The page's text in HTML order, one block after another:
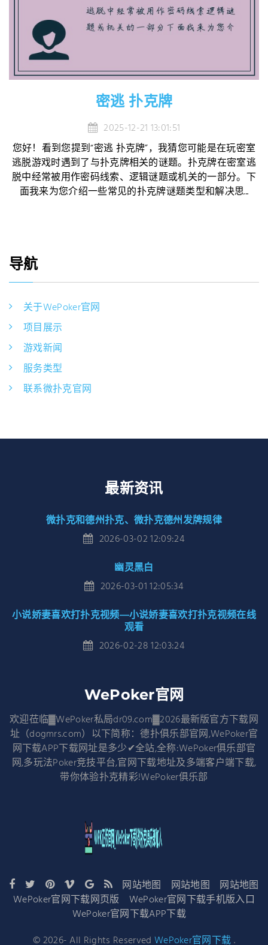
密逃 扑克牌
2025-12-21 13:01:51
您好！看到您提到“密逃 扑克牌”，我猜您可能是在玩密室
逃脱游戏时遇到了与扑克牌相关的谜题。扑克牌在密室逃
脱中经常被用作密码线索、逻辑谜题或机关的一部分。下
面我来为您介绍一些常见的扑克牌谜题类型和解决思...
导航
关于WePoker官网
项目展示
游戏新闻
服务类型
联系微扑克官网
最新资讯
微扑克和德州扑克、微扑克德州发牌规律
2026-03-02 12:09:24
幽灵黑白
2026-03-01 12:05:34
小说娇妻喜欢打扑克视频—小说娇妻喜欢打扑克视频在线
观看
2026-02-28 12:03:24
WePoker官网
欢迎莅临▓WePoker私局dr09.com▓2026最新版官方下载网
址（dogmrs.com）以下简称：德扑俱乐部官网,WePoker官
网下载APP下载网址是多少✔全站,全称:WePoker俱乐部官
网,多玩法Poker竞技平台,官网下载地址及多端客户端下载,
带你体验扑克精彩!WePoker俱乐部
网站地图 网站地图
网站地图
WePoker官网下载网页版
WePoker官网下载手机版入口
WePoker官网下载APP下载
©2026- All Rights Reserved WePoker官网下载.